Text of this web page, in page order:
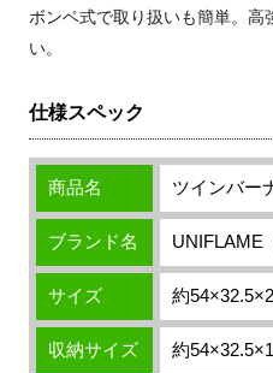
ボンベ式で取り扱いも簡単。高
い。
仕様スペック
商品名 ツインバー
ブランド名 UNIFLAME
サイズ 約
収納サイズ 約